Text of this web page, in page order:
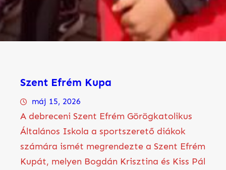
Szent Efrém Kupa
máj 15, 2026
A debreceni Szent Efrém Görögkatolikus
Általános Iskola a sportszerető diákok
számára ismét megrendezte a Szent Efrém
Kupát, melyen Bogdán Krisztina és Kiss Pál